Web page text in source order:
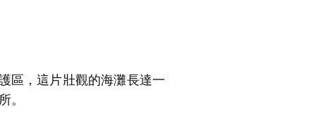
區，這片壯觀的海灘長達一